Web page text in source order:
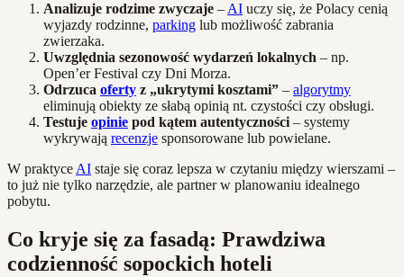
Analizuje rodzime zwyczaje – AI uczy się, że Polacy cenią
wyjazdy rodzinne, parking lub możliwość zabrania
zwierzaka.
Uwzględnia sezonowość wydarzeń lokalnych – np.
Open’er Festival czy Dni Morza.
Odrzuca oferty z „ukrytymi kosztami” – algorytmy
eliminują obiekty ze słabą opinią nt. czystości czy obsługi.
Testuje opinie pod kątem autentyczności – systemy
wykrywają recenzje sponsorowane lub powielane.
W praktyce AI staje się coraz lepsza w czytaniu między wierszami –
to już nie tylko narzędzie, ale partner w planowaniu idealnego
pobytu.
Co kryje się za fasadą: Prawdziwa
codzienność sopockich hoteli